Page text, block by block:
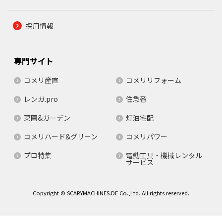
採用情報
専門サイト
コメリ産直
コメリリフォーム
レンガ.pro
住急番
菜園&ガーデン
灯油宅配
コメリハード&グリーン
コメリパワー
プロ特集
電動工具・機械レンタル
サービス
Copyright © SCARYMACHINES.DE Co.,Ltd. All rights reserved.